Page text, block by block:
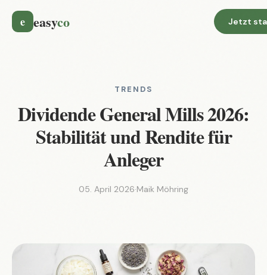
e easyco Jetzt
TRENDS
Dividende General Mills 2026:
Stabilität und Rendite für
Anleger
05. April 2026·Maik Möhring